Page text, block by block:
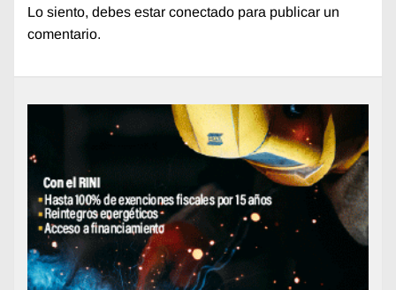
Lo siento, debes estar conectado para publicar un
comentario.